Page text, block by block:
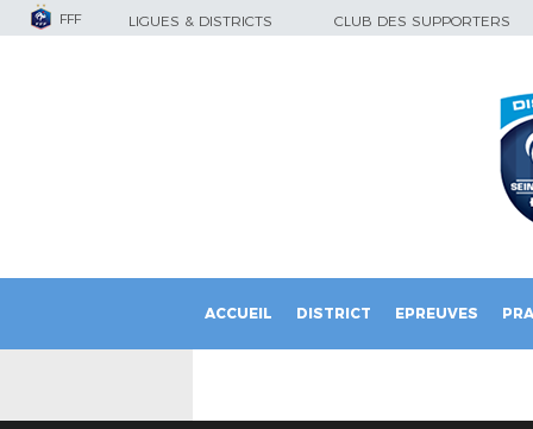
FFF LIGUES & DISTRICTS CLUB DES SUPPORTERS
ACCUEIL DISTRICT EPREUVES